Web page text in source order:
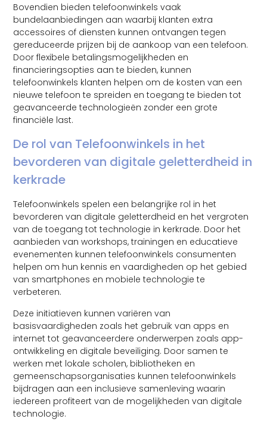
Bovendien bieden telefoonwinkels vaak
bundelaanbiedingen aan waarbij klanten extra
accessoires of diensten kunnen ontvangen tegen
gereduceerde prijzen bij de aankoop van een telefoon.
Door flexibele betalingsmogelijkheden en
financieringsopties aan te bieden, kunnen
telefoonwinkels klanten helpen om de kosten van een
nieuwe telefoon te spreiden en toegang te bieden tot
geavanceerde technologieën zonder een grote
financiële last.
De rol van Telefoonwinkels in het
bevorderen van digitale geletterdheid in
kerkrade
Telefoonwinkels spelen een belangrijke rol in het
bevorderen van digitale geletterdheid en het vergroten
van de toegang tot technologie in kerkrade. Door het
aanbieden van workshops, trainingen en educatieve
evenementen kunnen telefoonwinkels consumenten
helpen om hun kennis en vaardigheden op het gebied
van smartphones en mobiele technologie te
verbeteren.
Deze initiatieven kunnen variëren van
basisvaardigheden zoals het gebruik van apps en
internet tot geavanceerdere onderwerpen zoals app-
ontwikkeling en digitale beveiliging. Door samen te
werken met lokale scholen, bibliotheken en
gemeenschapsorganisaties kunnen telefoonwinkels
bijdragen aan een inclusieve samenleving waarin
iedereen profiteert van de mogelijkheden van digitale
technologie.